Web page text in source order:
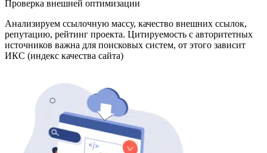
Проверка внешней оптимизации
Анализируем ссылочную массу, качество внешних ссылок,
репутацию, рейтинг проекта. Цитируемость с авторитетных
источников важна для поисковых систем, от этого зависит
ИКС (индекс качества сайта)